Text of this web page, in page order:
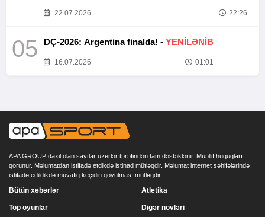
22.07.2026 22:26
05 DÇ-2026: Argentina finalda! - YENİLƏNİB
16.07.2026 01:01
APA GROUP daxil olan saytlar uzerlər tərəfindən tam dəstəklənir. Müəllif hüquqları
qorunur. Məlumatdan istifadə etdikdə istinad mütləqdir. Məlumat internet səhifələrində
istifadə edildikdə müvafiq keçidin qoyulması mütləqdir.
Bütün xəbərlər
Top oyunlar
Atletika
Digər növləri